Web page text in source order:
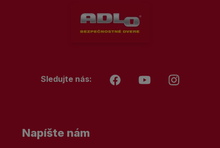
Sledujte nás:
Napíšte nám